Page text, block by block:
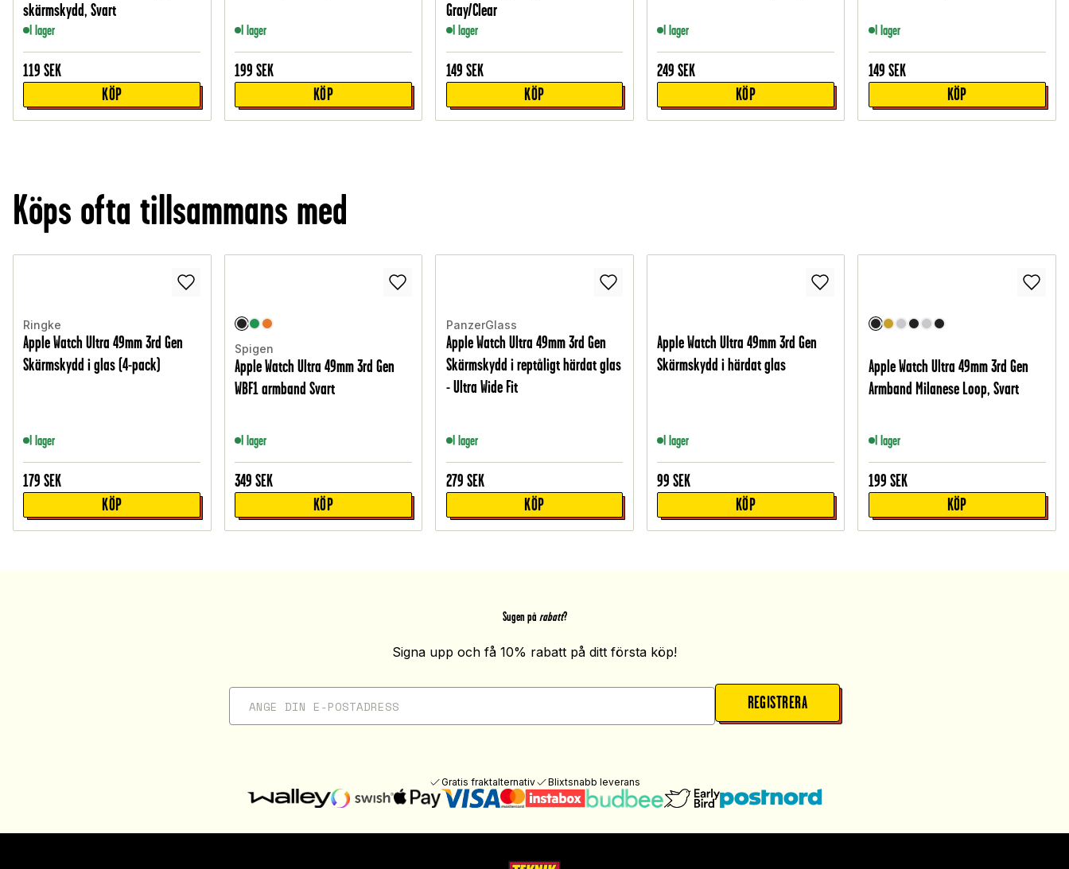
skärmskydd, Svart
I lager
119 SEK
KÖP
I lager
199 SEK
KÖP
Gray/Clear
I lager
149 SEK
KÖP
I lager
249 SEK
KÖP
I lager
149 SEK
KÖP
Köps ofta tillsammans med
Ringke
Apple Watch Ultra 49mm 3rd Gen
Skärmskydd i glas (4-pack)
I lager
179 SEK
KÖP
Spigen
Apple Watch Ultra 49mm 3rd Gen
WBF1 armband Svart
I lager
349 SEK
KÖP
PanzerGlass
Apple Watch Ultra 49mm 3rd Gen
Skärmskydd i reptåligt härdat glas
- Ultra Wide Fit
I lager
279 SEK
KÖP
Apple Watch Ultra 49mm 3rd Gen
Skärmskydd i härdat glas
I lager
99 SEK
KÖP
Apple Watch Ultra 49mm 3rd Gen
Armband Milanese Loop, Svart
I lager
199 SEK
KÖP
Sugen på rabatt?
Signa upp och få 10% rabatt på ditt första köp!
REGISTRERA
Gratis fraktalternativ Blixtsnabb leverans